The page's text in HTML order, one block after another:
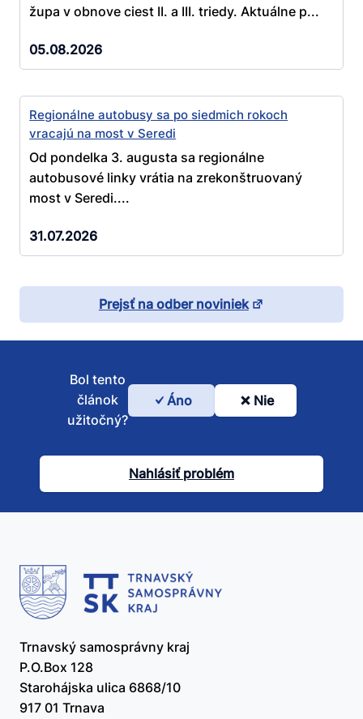
župa v obnove ciest II. a III. triedy. Aktuálne p...
05.08.2026
Regionálne autobusy sa po siedmich rokoch
vracajú na most v Seredi
Od pondelka 3. augusta sa regionálne
autobusové linky vrátia na zrekonštruovaný
most v Seredi....
31.07.2026
Prejsť na odber noviniek
Bol
článok
užitočný?
Bol tento
článok
užitočný?
Áno Nie
Nahlásiť problém
Trnavský samosprávny kraj
P.O.Box 128
Starohájska ulica 6868/10
917 01 Trnava